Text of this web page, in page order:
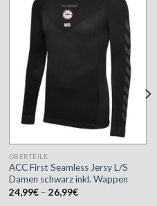
OBERTEILE
ACC First Seamless Jersy L/S
Damen schwarz inkl. Wappen
24,99€– 26,99€